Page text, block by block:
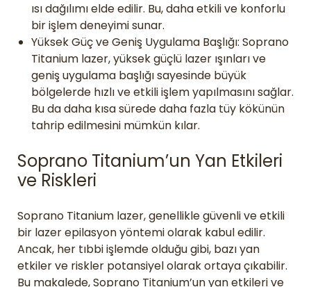
ısı dağılımı elde edilir. Bu, daha etkili ve konforlu
bir işlem deneyimi sunar.
Yüksek Güç ve Geniş Uygulama Başlığı: Soprano
Titanium lazer, yüksek güçlü lazer ışınları ve
geniş uygulama başlığı sayesinde büyük
bölgelerde hızlı ve etkili işlem yapılmasını sağlar.
Bu da daha kısa sürede daha fazla tüy kökünün
tahrip edilmesini mümkün kılar.
Soprano Titanium’un Yan Etkileri
ve Riskleri
Soprano Titanium lazer, genellikle güvenli ve etkili
bir lazer epilasyon yöntemi olarak kabul edilir.
Ancak, her tıbbi işlemde olduğu gibi, bazı yan
etkiler ve riskler potansiyel olarak ortaya çıkabilir.
Bu makalede, Soprano Titanium’un yan etkileri ve